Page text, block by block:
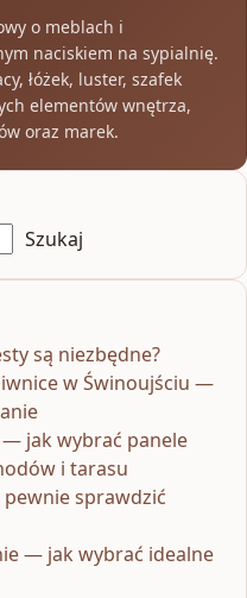
o meblach i
naciskiem na sypialnię.
łóżek, luster, szafek
elementów wnętrza,
oraz marek.
Szukaj
są niezbędne?
w Świnoujściu —
jak wybrać panele
i tarasu
sprawdzić
— jak wybrać idealne